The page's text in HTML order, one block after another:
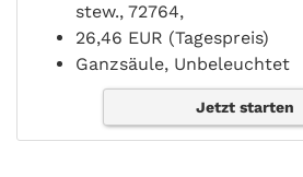
stew., 72764,
26,46 EUR (Tagespreis)
Ganzsäule, Unbeleuchtet
Jetzt starten